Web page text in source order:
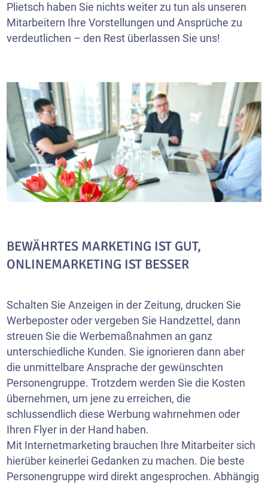
Plietsch haben Sie nichts weiter zu tun als unseren
Mitarbeitern Ihre Vorstellungen und Ansprüche zu
verdeutlichen – den Rest überlassen Sie uns!
BEWÄHRTES MARKETING IST GUT,
ONLINEMARKETING IST BESSER
Schalten Sie Anzeigen in der Zeitung, drucken Sie
Werbeposter oder vergeben Sie Handzettel, dann
streuen Sie die Werbemaßnahmen an ganz
unterschiedliche Kunden. Sie ignorieren dann aber
die unmittelbare Ansprache der gewünschten
Personengruppe. Trotzdem werden Sie die Kosten
übernehmen, um jene zu erreichen, die
schlussendlich diese Werbung wahrnehmen oder
Ihren Flyer in der Hand haben.
Mit Internetmarketing brauchen Ihre Mitarbeiter sich
hierüber keinerlei Gedanken zu machen. Die beste
Personengruppe wird direkt angesprochen. Abhängig